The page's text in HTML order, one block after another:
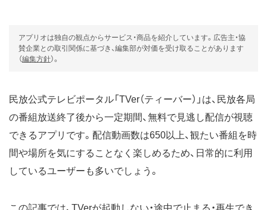
アプリオは独自の観点からサービス・商品を紹介しています。広告主・協
賛企業との取引関係に基づき、編集部が対価を受け取ることがあります
（編集方針）。
民放公式テレビポータル「TVer（ティーバー）」は、民放各局
の番組放送終了後から一定期間、無料で見逃し配信が視聴
できるアプリです。配信動画数は650以上、観たい番組を時
間や場所を気にすることなく楽しめるため、日常的に利用
しているユーザーも多いでしょう。
この記事では、TVerが起動しない・途中で止まる・再生でき